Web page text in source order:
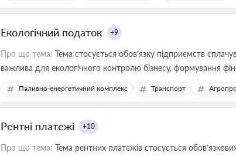
Екологічний податок +9
Про що тема: Тема стосується обов’язку підприємств
важлива для екологічного контролю бізнесу, формування
законодавства
Паливно-енергетичний комплекс Транспорт
Рентні платежі +10
Про що тема: Тема рентних платежів стосується